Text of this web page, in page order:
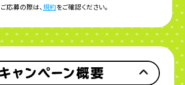
応募の際は、規約をご確認ください。